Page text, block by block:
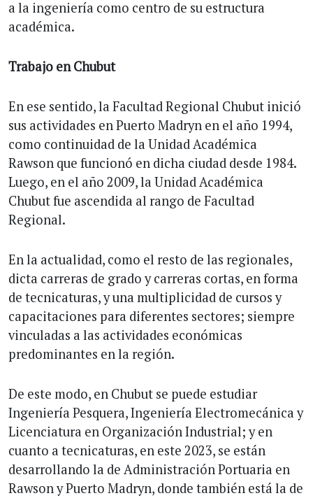
a la ingeniería como centro de su estructura
académica.
Trabajo en Chubut
En ese sentido, la Facultad Regional Chubut inició
sus actividades en Puerto Madryn en el año 1994,
como continuidad de la Unidad Académica
Rawson que funcionó en dicha ciudad desde 1984.
Luego, en el año 2009, la Unidad Académica
Chubut fue ascendida al rango de Facultad
Regional.
En la actualidad, como el resto de las regionales,
dicta carreras de grado y carreras cortas, en forma
de tecnicaturas, y una multiplicidad de cursos y
capacitaciones para diferentes sectores; siempre
vinculadas a las actividades económicas
predominantes en la región.
De este modo, en Chubut se puede estudiar
Ingeniería Pesquera, Ingeniería Electromecánica y
Licenciatura en Organización Industrial; y en
cuanto a tecnicaturas, en este 2023, se están
desarrollando la de Administración Portuaria en
Rawson y Puerto Madryn, donde también está la de